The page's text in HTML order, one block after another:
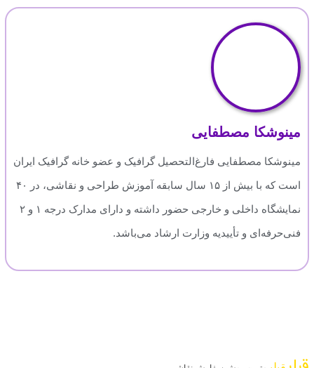
مینوشکا مصطفایی
مینوشکا مصطفایی فارغ‌التحصیل گرافیک و عضو خانه گرافیک ایران
است که با بیش از ۱۵ سال سابقه آموزش طراحی و نقاشی، در ۴۰
نمایشگاه داخلی و خارجی حضور داشته و دارای مدارک درجه ۱ و ۲
فنی‌حرفه‌ای و تأییدیه وزارت ارشاد می‌باشد.